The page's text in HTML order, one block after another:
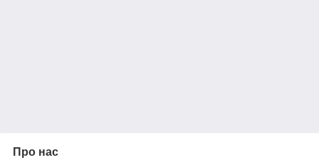
Про нас